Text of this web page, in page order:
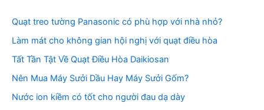
Quạt treo tường Panasonic có phù hợp với nhà nhỏ?
Làm mát cho không gian hội nghị với quạt điều hòa
Tất Tần Tật Về Quạt Điều Hòa Daikiosan
Nên Mua Máy Sưởi Dầu Hay Máy Sưởi Gốm?
Nước ion kiềm có tốt cho người đau dạ dày